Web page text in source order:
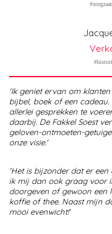
'Ik geniet ervan om
bijbel, boek of een
allerlei gesprekken te
daarbij. De Fakkel Soest
geloven-ontmoeten-
onze visie.'
'Het is bijzonder dat er een
ik mij dan ook graag voor
doorgeven of gewoon een
koffie of thee. Naast mijn
mooi evenwicht!'